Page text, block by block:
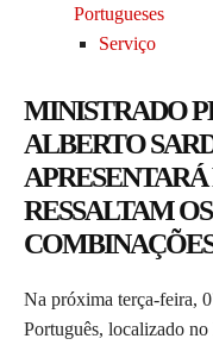
Portugueses
Serviço
MINISTRADO
ALBERTO
RESSALTAM
Na próxima terça-feira,
Português, localizado